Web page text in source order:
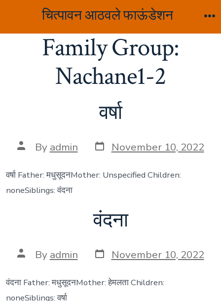
चित्पावन आठवले फाऊंडेशन
Family Group:
Nachane1-2
वर्षा
Post
author
By admin Post
date
November 10, 2022
वर्षा Father: मधुसूदनMother: Unspecified Children:
noneSiblings: वंदना
वंदना
Post
author
By admin Post
date
November 10, 2022
वंदना Father: मधुसूदनMother: हेमलता Children:
noneSiblings: वर्षा